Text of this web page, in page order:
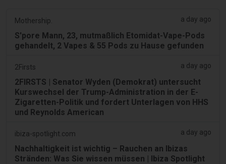
Mothership. a day ago
S'pore Mann, 23, mutmaßlich Etomidat-Vape-Pods
gehandelt, 2 Vapes & 55 Pods zu Hause gefunden
2Firsts a day ago
2FIRSTS | Senator Wyden (Demokrat) untersucht
Kurswechsel der Trump-Administration in der E-
Zigaretten-Politik und fordert Unterlagen von HHS
und Reynolds American
ibiza-spotlight.com a day ago
Nachhaltigkeit ist wichtig – Rauchen an Ibizas
Stränden: Was Sie wissen müssen | Ibiza Spotlight